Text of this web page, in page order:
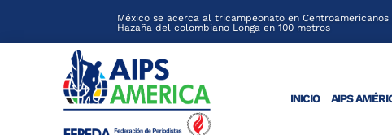
México se acerca al tricampeonato en
Hazaña del colombiano Longa en 100 metros
INICIO AIPS